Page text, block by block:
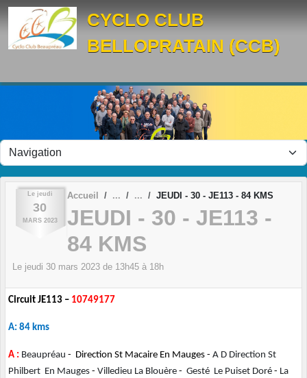
CYCLO CLUB
BELLOPRATAIN (CCB)
Le jeudi
30
MARS 2023
Accueil JEUDI - 30 - JE113 - 84 KMS
JEUDI - 30 - JE113 -
84 KMS
Le jeudi 30 mars 2023 de 13h45 à 18h
Circuit JE113 – 10749177
A: 84 kms
A : Beaupréau - Direction St Macaire En Mauges - A D Direction St
Philbert En Mauges - Villedieu La Blouère - Gesté Le Puiset Doré - La
Panneau de gestion des cookies